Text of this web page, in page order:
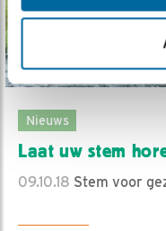
Nieuws
Laat uw stem
09.10.18 Stem voor